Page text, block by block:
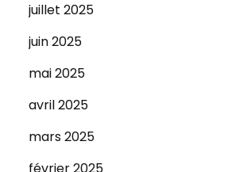
juillet 2025
juin 2025
mai 2025
avril 2025
mars 2025